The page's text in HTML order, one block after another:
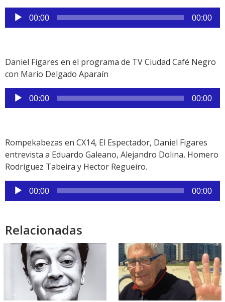
Reproductor
de
00:00 00:00
Daniel Figares en el programa de TV Ciudad Café Negro
con Mario Delgado Aparaín
Reproductor
de
00:00 00:00
Rompekabezas en CX14, El Espectador, Daniel Figares
entrevista a Eduardo Galeano, Alejandro Dolina, Homero
Rodríguez Tabeira y Hector Regueiro.
Reproductor
de
00:00 00:00
Relacionadas